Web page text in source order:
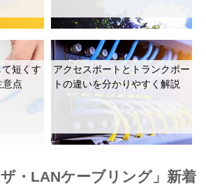
短くす
意点
アクセスポートとトランクポー
トの違いを分かりやすく解説
ザ・LANケーブリング」新着